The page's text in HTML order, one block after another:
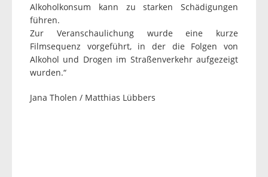
Alkoholkonsum kann zu starken Schädigungen
führen.
Zur Veranschaulichung wurde eine kurze
Filmsequenz vorgeführt, in der die Folgen von
Alkohol und Drogen im Straßenverkehr aufgezeigt
wurden.“
Jana Tholen / Matthias Lübbers